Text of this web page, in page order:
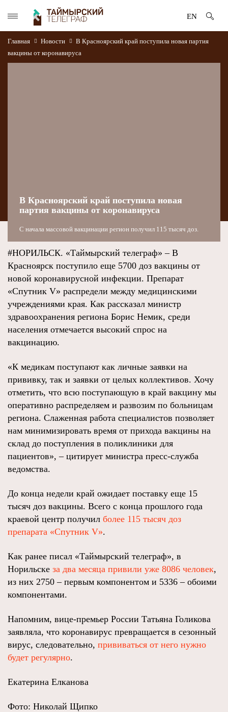
EN
Главная Новости
В Красноярский край поступила новая партия
вакцины от коронавируса
В Красноярский край поступила новая
партия вакцины от коронавируса
С начала массовой вакцинации регион получил 115 тысяч доз.
#НОРИЛЬСК. «Таймырский телеграф» – В
Красноярск поступило еще 5700 доз вакцины от
новой коронавирусной инфекции. Препарат
«Спутник V» распредели между медицинскими
учреждениями края. Как рассказал министр
здравоохранения региона Борис Немик, среди
населения отмечается высокий спрос на
вакцинацию.
«К медикам поступают как личные заявки на
прививку, так и заявки от целых коллективов. Хочу
отметить, что всю поступающую в край вакцину мы
оперативно распределяем и развозим по больницам
региона. Слаженная работа специалистов позволяет
нам минимизировать время от прихода вакцины на
склад до поступления в поликлиники для
пациентов», – цитирует министра пресс-служба
ведомства.
До конца недели край ожидает поставку еще 15
тысяч доз вакцины. Всего с конца прошлого года
краевой центр получил более 115 тысяч доз
препарата «Спутник V».
Как ранее писал «Таймырский телеграф», в
Норильске за два месяца привили уже 8086 человек,
из них 2750 – первым компонентом и 5336 – обоими
компонентами.
Напомним, вице-премьер России Татьяна Голикова
заявляла, что коронавирус превращается в сезонный
вирус, следовательно, прививаться от него нужно
будет регулярно.
Екатерина Елканова
Фото: Николай Щипко